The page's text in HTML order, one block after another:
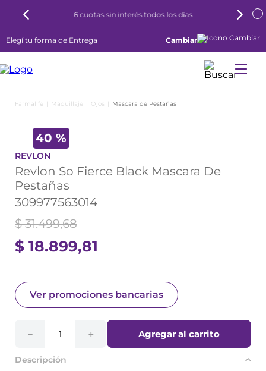
6 cuotas sin interés todos los días
Elegí tu forma de Entrega Cambiar
Maquillaje Ojos Mascara de Pestañas
40 %
REVLON
Revlon So Fierce Black Mascara De
Pestañas
309977563014
$ 18.899,81
$ 31.499,68
Ver promociones bancarias
＋
－ Agregar al carrito
Descripción